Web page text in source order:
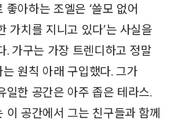
아하는 조엘은 ‘쓸모 없어
가치를 지니고 있다’는 사실을
. 가구는 가장 트렌디하고 정말
원칙 아래 구입했다. 그가
일한 공간은 아주 좁은 테라스.
이 공간에서 그는 친구들과 함께